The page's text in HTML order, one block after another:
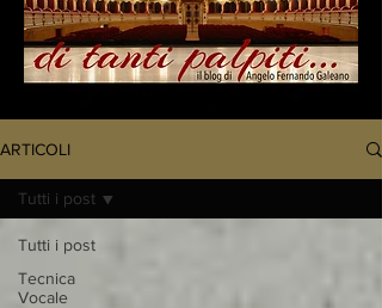
ARTICOLI
Tutti i post
Tecnica
Vocale
Tutti i post